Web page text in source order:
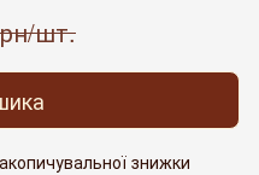
шт.
знижки